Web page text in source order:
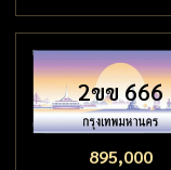
2ขข 666
895,000